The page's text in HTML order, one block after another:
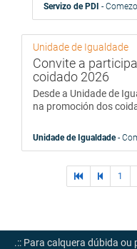
Servizo de PDI -
Unidade de Igualdade
Convite a
coidado 2026
Desde a Unidade de
na promoción dos
Unidade de Igualdade-
primerapáginas
1
.:: Para calquera dúbida ou